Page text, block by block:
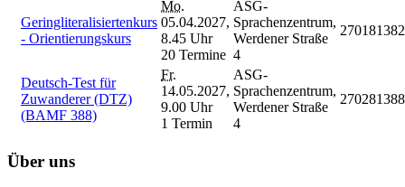
Geringliteralisiertenkurs
- Orientierungskurs
Mo.
05.04.2027,
8.45 Uhr
20 Termine
ASG-
Sprachenzentrum,
Werdener Straße
4
Deutsch-Test für
Zuwanderer (DTZ)
(BAMF 388)
Fr.
14.05.2027,
9.00 Uhr
1 Termin
ASG-
Sprachenzentrum,
Werdener Straße
4
Über uns